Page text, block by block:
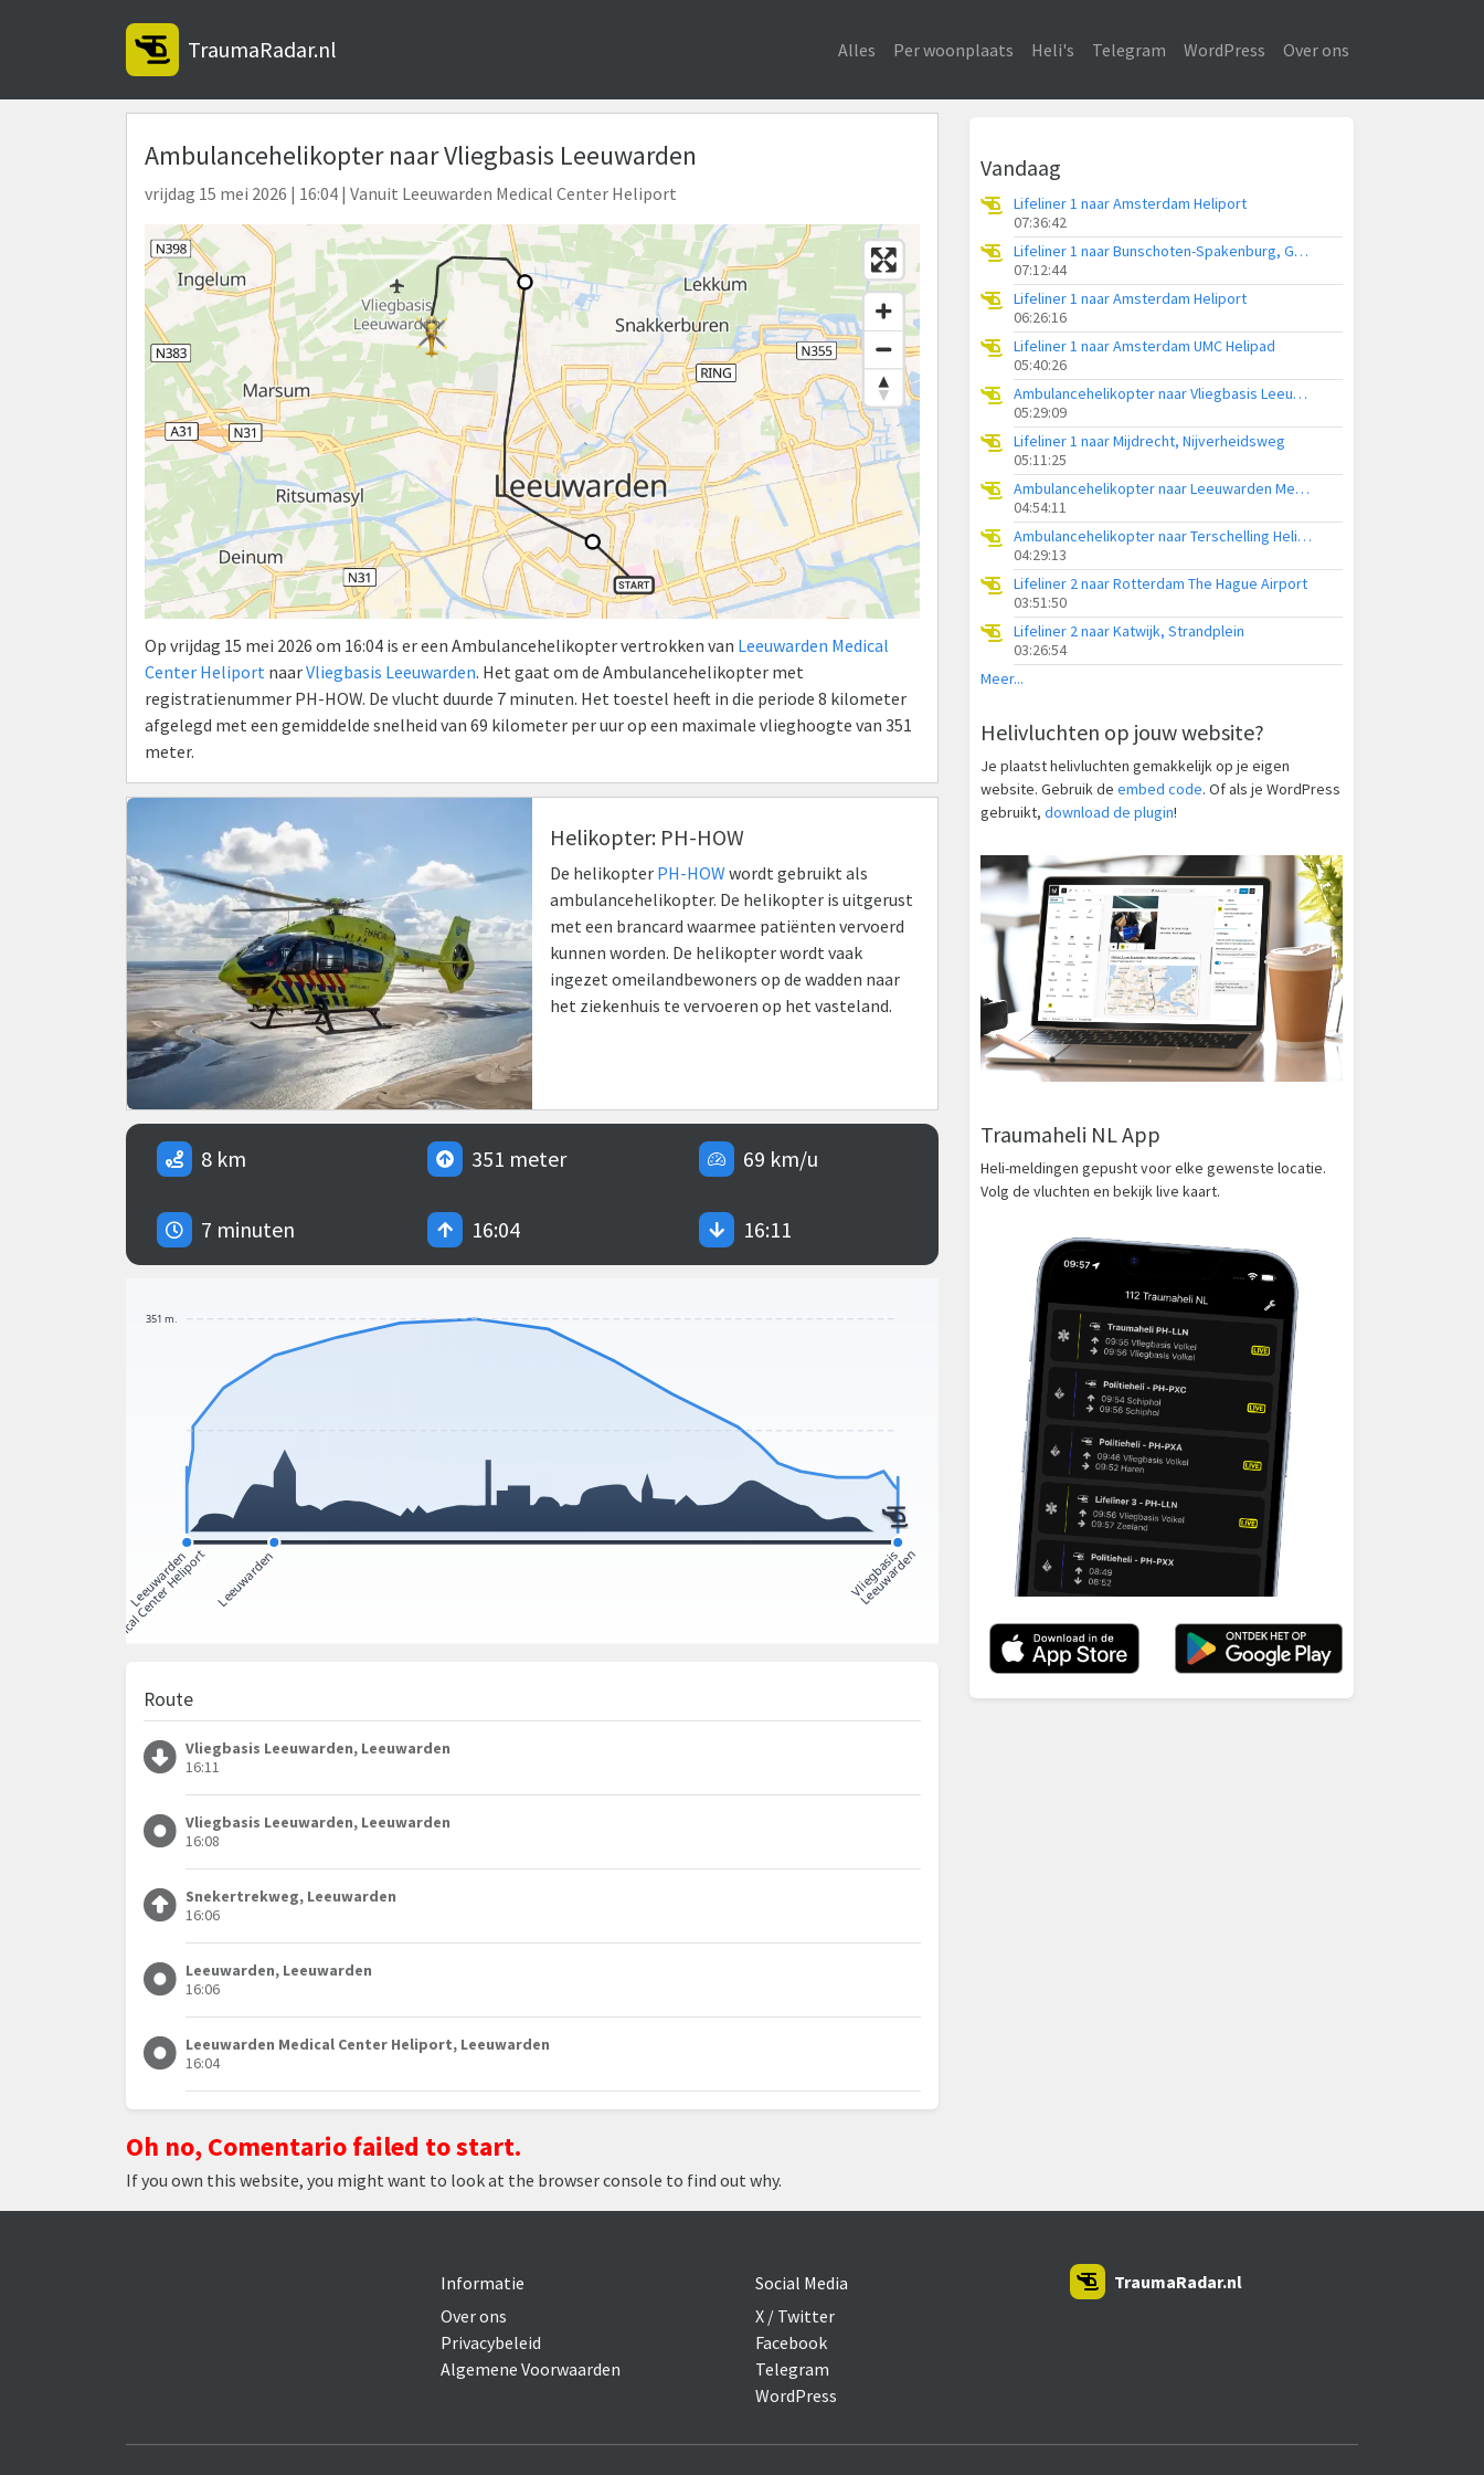
TraumaRadar.nl Alles Per woonplaats Heli's Telegram WordPress Over ons
Ambulancehelikopter naar Vliegbasis Leeuwarden
vrijdag 15 mei 2026 | 16:04 | Vanuit Leeuwarden Medical Center Heliport
Op vrijdag 15 mei 2026 om 16:04 is er een Ambulancehelikopter vertrokken van Leeuwarden Medical
Center Heliport naarVliegbasis Leeuwarden. Het gaat om de Ambulancehelikopter met
registratienummer PH-HOW. De vlucht duurde 7 minuten. Het toestel heeft in die periode 8 kilometer
afgelegd met een gemiddelde snelheid van 69 kilometer per uur op een maximale vlieghoogte van 351
meter.
Helikopter: PH-HOW
De helikopter PH-HOW wordt gebruikt als
ambulancehelikopter. De helikopter is uitgerust
met een brancard waarmee patiënten vervoerd
kunnen worden. De helikopter wordt vaak
ingezet omeilandbewoners op de wadden naar
het ziekenhuis te vervoeren op het vasteland.
8 km 351 meter 69 km/u
7 minuten 16:04 16:11
Route
Vliegbasis Leeuwarden, Leeuwarden
16:11
Vliegbasis Leeuwarden, Leeuwarden
16:08
Snekertrekweg, Leeuwarden
16:06
Leeuwarden, Leeuwarden
16:06
Leeuwarden Medical Center Heliport, Leeuwarden
16:04
Oh no, Comentario failed to start.
If you own this website, you might want to look at the browser console to find out why.
Vandaag
Lifeliner 1 naar Amsterdam Heliport
07:36:42
Lifeliner 1 naar Bunschoten-Spakenburg, Gasthuisweg
07:12:44
Lifeliner 1 naar Amsterdam Heliport
06:26:16
Lifeliner 1 naar Amsterdam UMC Helipad
05:40:26
Ambulancehelikopter naar Vliegbasis Leeuwarden
05:29:09
Lifeliner 1 naar Mijdrecht, Nijverheidsweg
05:11:25
Ambulancehelikopter naar Leeuwarden Medical Center Heliport
04:54:11
Ambulancehelikopter naar Terschelling Heliport
04:29:13
Lifeliner 2 naar Rotterdam The Hague Airport
03:51:50
Lifeliner 2 naar Katwijk, Strandplein
03:26:54
Meer...
Helivluchten op jouw website?
Je plaatst helivluchten gemakkelijk op je eigen
website. Gebruik de embed code. Of als je WordPress
gebruikt, download de plugin!
Traumaheli NL App
Heli-meldingen gepusht voor elke gewenste locatie.
Volg de vluchten en bekijk live kaart.
Informatie
Over ons
Privacybeleid
Algemene Voorwaarden
Social Media
X / Twitter
Facebook
Telegram
WordPress
TraumaRadar.nl